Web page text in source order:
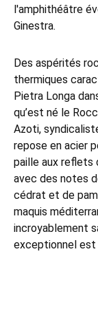
l'amphithéâtre
Ginestra.
Des aspérités
thermiques
Pietra Longa
qu’est né le
Azoti,
repose en acier
paille aux reflets
avec des notes
cédrat et de
maquis
incroyablement
exceptionnel est